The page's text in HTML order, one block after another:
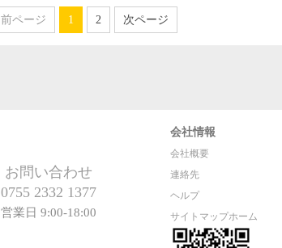
前ページ 1 2 次ページ
お問い合わせ
0755 2332 1377
営業日 9:00-18:00
会社情報
会社概要
連絡先
ヘルプ
サイトマップホーム